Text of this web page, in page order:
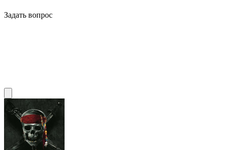
Задать вопрос